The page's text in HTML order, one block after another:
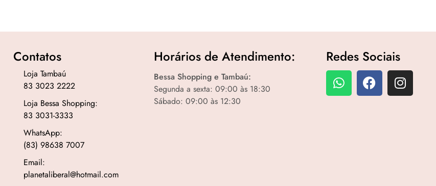
Contatos
Loja Tambaú
83 3023 2222
Loja Bessa Shopping:
83 3031-3333
WhatsApp:
(83) 98638 7007
Email:
planetaliberal@hotmail.com
Horários de Atendimento:
Bessa Shopping e Tambaú:
Segunda a sexta: 09:00 às 18:30
Sábado: 09:00 às 12:30
Redes Sociais